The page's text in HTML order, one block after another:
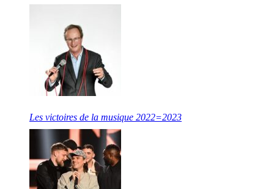
Les victoires de la musique 2022=2023